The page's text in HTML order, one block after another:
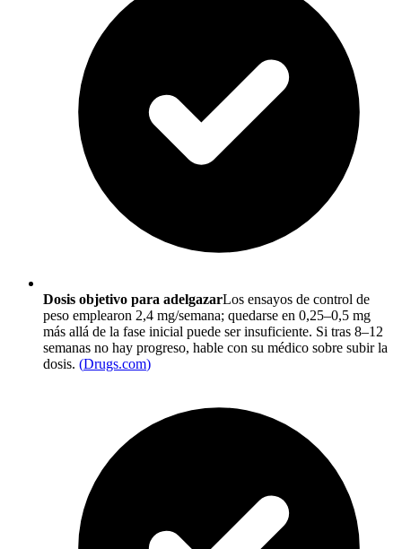
Dosis objetivo para adelgazarLos ensayos de control de
peso emplearon 2,4 mg/semana; quedarse en 0,25–0,5 mg
más allá de la fase inicial puede ser insuficiente. Si tras 8–12
semanas no hay progreso, hable con su médico sobre subir la
dosis. (Drugs.com)